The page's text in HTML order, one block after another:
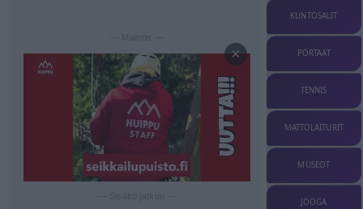
— Mainos —
×
KUNTOSALIT
PORTAAT
TENNIS
MATTOLAITURIT
MUSEOT
JOOGA